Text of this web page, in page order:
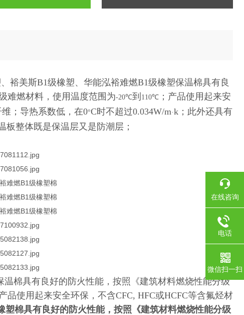
裕美斯B1级橡塑、华能泓裕难燃B1级橡塑保温棉具有良
难燃材料，使用温度范围为-20℃到 110℃ ； 产品使用起来安
； 导热系数低，在0°C时不超过0.034W/m·k；此外还具有
板整体既是保温层又是防潮层；
温棉具有良好的防火性能，按照《建筑材料燃烧性能分级
品使用起来安全环保，不含CFC, HFC或HCFC等含氟烃材
塑棉具有良好的防火性能，按照《建筑材料燃烧性能分级
在线咨询
电话
微信扫一扫